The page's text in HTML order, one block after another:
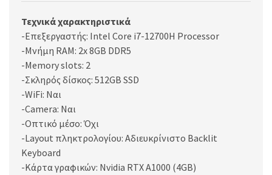
Τεχνικά χαρακτηριστικά
-Επεξεργαστής: Intel Core i7-12700H Processor
-Μνήμη RAM: 2x 8GB DDR5
-Memory slots: 2
-Σκληρός δίσκος: 512GB SSD
-WiFi: Ναι
-Camera: Ναι
-Οπτικό μέσο: Όχι
-Layout πληκτρολογίου: Αδιευκρίνιστo Backlit
Keyboard
-Κάρτα γραφικών: Nvidia RTX A1000 (4GB)